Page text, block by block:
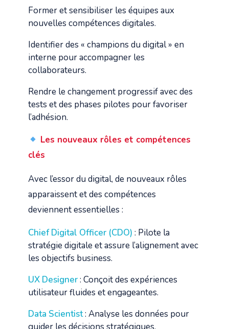
Former et sensibiliser les équipes aux
nouvelles compétences digitales.
Identifier des « champions du digital » en
interne pour accompagner les
collaborateurs.
Rendre le changement progressif avec des
tests et des phases pilotes pour favoriser
l’adhésion.
Les nouveaux rôles et compétences
clés
Avec l’essor du digital, de nouveaux rôles
apparaissent et des compétences
deviennent essentielles :
Chief Digital Officer (CDO) : Pilote la
stratégie digitale et assure l’alignement avec
les objectifs business.
UX Designer: Conçoit des expériences
utilisateur fluides et engageantes.
Data Scientist: Analyse les données pour